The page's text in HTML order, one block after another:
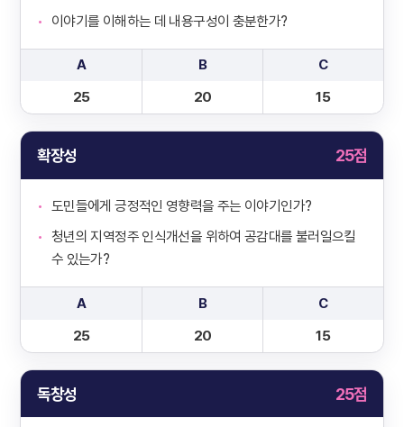
이야기를 이해하는 데 내용구성이 충분한가?
A
25
B
20
C
15
확장성 25점
도민들에게 긍정적인 영향력을 주는 이야기인가?
청년의 지역정주 인식개선을 위하여 공감대를 불러일으킬
수 있는가?
A
25
B
20
C
15
독창성 25점